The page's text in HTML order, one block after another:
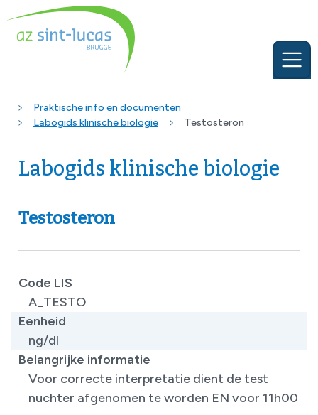
Praktische info en documenten
Labogids klinische biologie
Testosteron
Labogids klinische biologie
Testosteron
Code LIS
A_TESTO
Eenheid
ng/dl
Belangrijke informatie
​Voor correcte interpretatie dient de test
nuchter afgenomen te worden EN voor 11h00